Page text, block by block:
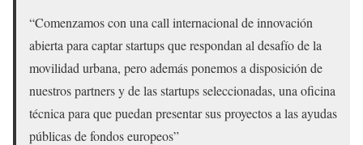
“Comenzamos con una call internacional de innovación
abierta para captar startups que respondan al desafío de la
movilidad urbana, pero además ponemos a disposición de
nuestros partners y de las startups seleccionadas, una oficina
técnica para que puedan presentar sus proyectos a las ayudas
públicas de fondos europeos”